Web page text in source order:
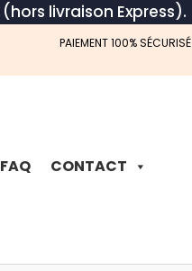
livraison Express).
PAIEMENT 100% SÉCURISÉ
FAQ CONTACT
Recherche